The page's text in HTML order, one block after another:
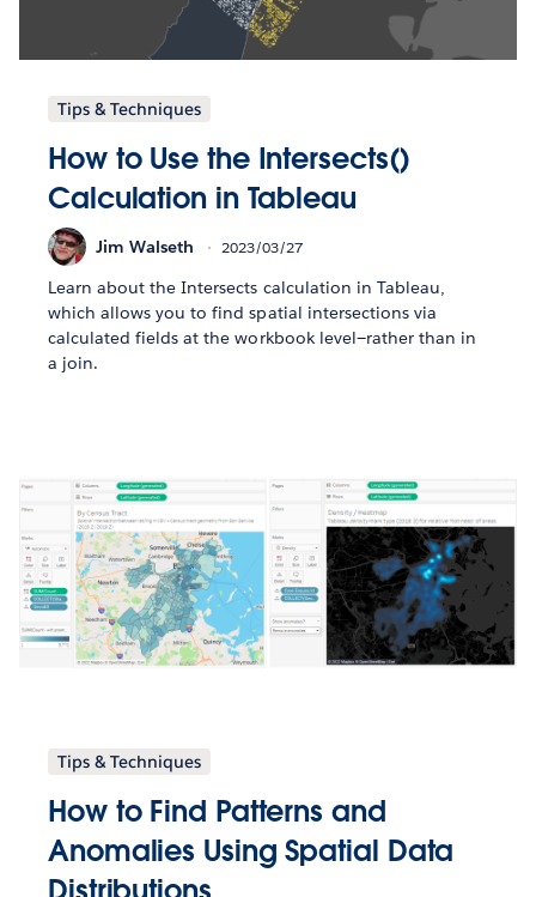
Tips & Techniques
How to Use the Intersects()
Calculation in Tableau
Jim Walseth 2023/03/27
Learn about the Intersects calculation in Tableau,
which allows you to find spatial intersections via
calculated fields at the workbook level—rather than in
a join.
Tips & Techniques
How to Find Patterns and
Anomalies Using Spatial Data